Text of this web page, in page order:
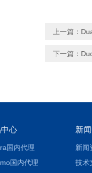
上一篇：
下一篇：
心
国内代理
国内代理
新
新闻
技术